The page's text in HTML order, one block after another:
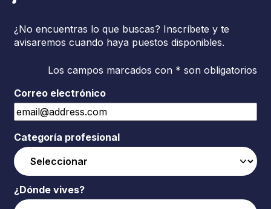
¿No encuentras lo que buscas? Inscríbete y te
avisaremos cuando haya puestos disponibles.
Los campos marcados con * son obligatorios
Correo electrónico
Categoría profesional
¿Dónde vives?